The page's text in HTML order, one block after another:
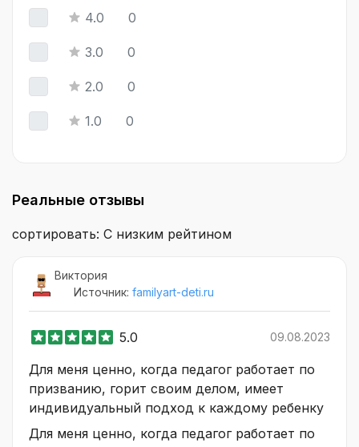
4.0 0
3.0 0
2.0 0
1.0 0
Реальные отзывы
сортировать: С низким рейтином
Виктория
Источник: familyart-deti.ru
5.0 09.08.2023
Для меня ценно, когда педагог работает по
призванию, горит своим делом, имеет
индивидуальный подход к каждому ребенку
Для меня ценно, когда педагог работает по